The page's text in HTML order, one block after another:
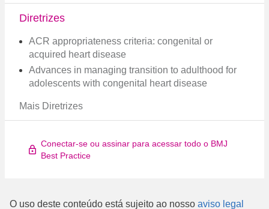
Diretrizes
ACR appropriateness criteria: congenital or
acquired heart disease
Advances in managing transition to adulthood for
adolescents with congenital heart disease
Mais Diretrizes
Conectar-se ou assinar para acessar todo o BMJ
Best Practice
O uso deste conteúdo está sujeito ao nosso aviso legal